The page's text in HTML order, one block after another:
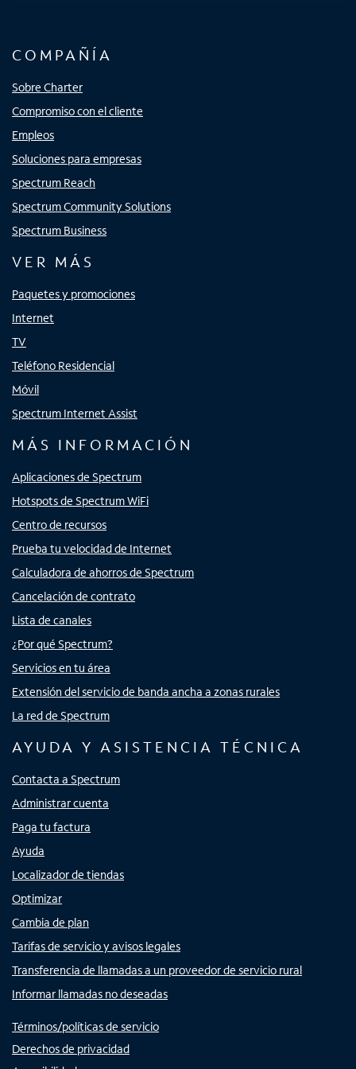
COMPAÑÍA
Sobre Charter
Compromiso con el cliente
Empleos
Soluciones para empresas
Spectrum Reach
Spectrum Community Solutions
Spectrum Business
VER MÁS
Paquetes y promociones
Internet
TV
Teléfono Residencial
Móvil
Spectrum Internet Assist
MÁS INFORMACIÓN
Aplicaciones de Spectrum
Hotspots de Spectrum WiFi
Centro de recursos
Prueba tu velocidad de Internet
Calculadora de ahorros de Spectrum
Cancelación de contrato
Lista de canales
¿Por qué Spectrum?
Servicios en tu área
Extensión del servicio de banda ancha a zonas rurales
La red de Spectrum
AYUDA Y ASISTENCIA TÉCNICA
Contacta a Spectrum
Administrar cuenta
Paga tu factura
Ayuda
Localizador de tiendas
Optimizar
Cambia de plan
Tarifas de servicio y avisos legales
Transferencia de llamadas a un proveedor de servicio rural
Informar llamadas no deseadas
Términos/políticas de servicio
Derechos de privacidad